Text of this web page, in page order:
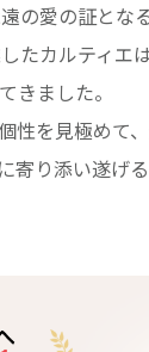
の愛の証とな
たカルティエ
きました。
性を見極めて
り添い遂げ